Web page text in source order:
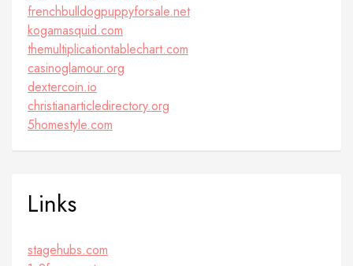
frenchbulldogpuppyforsale.net
kogamasquid.com
themultiplicationtablechart.com
casinoglamour.org
dextercoin.io
christianarticledirectory.org
5homestyle.com
Links
stagehubs.com